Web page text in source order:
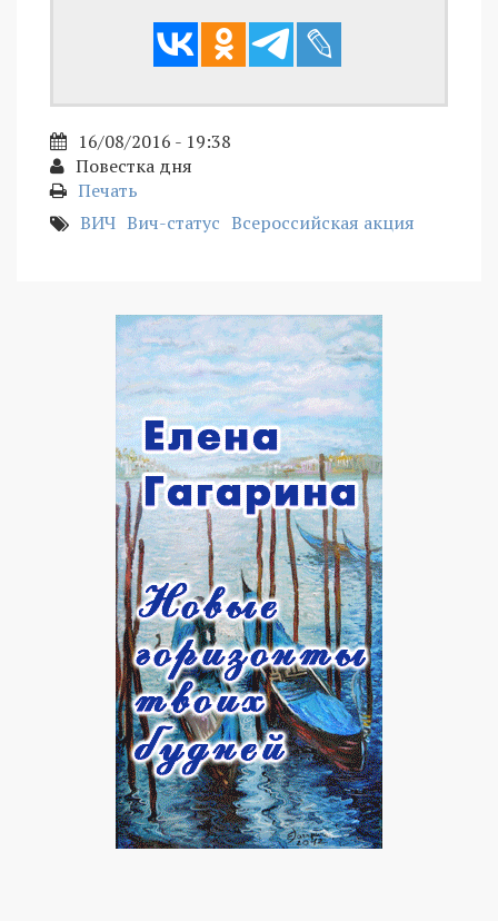
16/08/2016 - 19:38
Повестка дня
Печать
ВИЧ Вич-статус Всероссийская акция